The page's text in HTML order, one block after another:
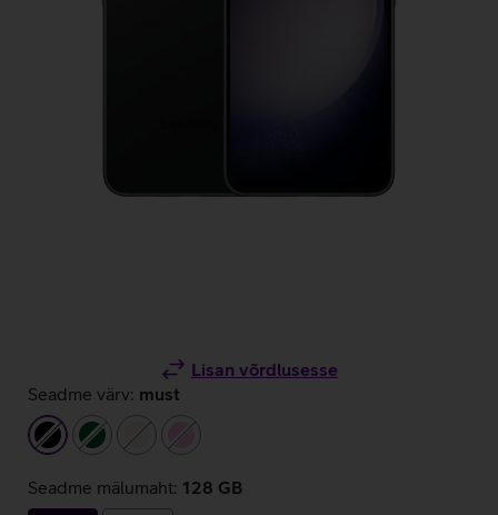
Lisan võrdlusesse
Seadme värv: must
musttumeroheline
beež heleroosa
Seadme mälumaht: 128 GB